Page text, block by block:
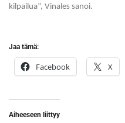
kilpailua”, Vinales sanoi.
Jaa tämä:
Facebook X
Aiheeseen liittyy